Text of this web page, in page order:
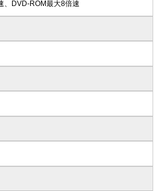
、DVD-ROM最大8倍速